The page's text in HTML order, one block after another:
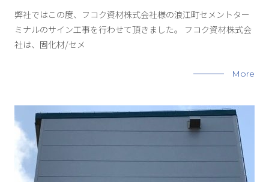
弊社ではこの度、フコク資材株式会社様の浪江町セメントター
ミナルのサイン工事を行わせて頂きました。 フコク資材株式会
社は、固化材/セメ
More